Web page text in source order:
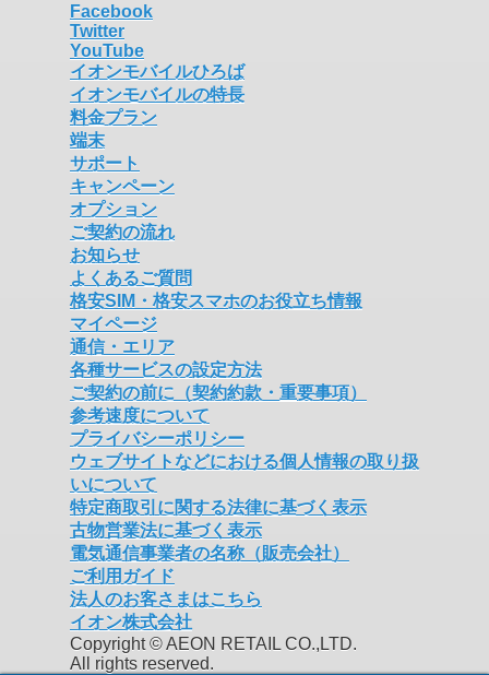
Facebook
Twitter
YouTube
イオンモバイルひろば
イオンモバイルの特長
料金プラン
端末
サポート
キャンペーン
オプション
ご契約の流れ
お知らせ
よくあるご質問
格安SIM・格安スマホのお役立ち情報
マイページ
通信・エリア
各種サービスの設定方法
ご契約の前に（契約約款・重要事項）
参考速度について
プライバシーポリシー
ウェブサイトなどにおける個人情報の取り扱
いについて
特定商取引に関する法律に基づく表示
古物営業法に基づく表示
電気通信事業者の名称（販売会社）
ご利用ガイド
法人のお客さまはこちら
イオン株式会社
Copyright © AEON RETAIL CO.,LTD.
All rights reserved.